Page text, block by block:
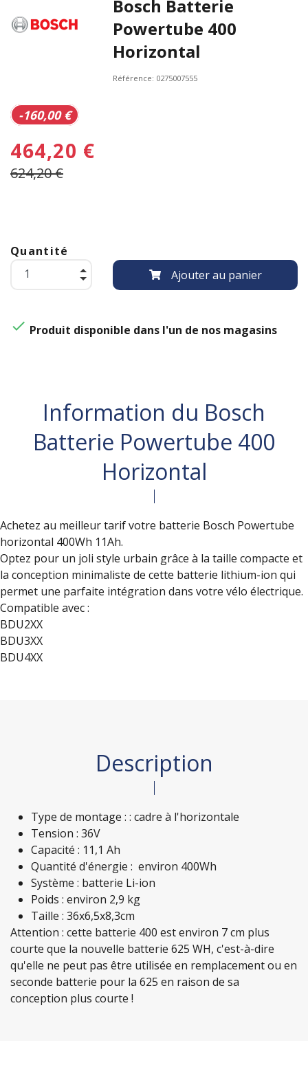
Bosch Batterie
Powertube 400
Horizontal
Référence: 0275007555
-160,00 €
464,20 €
624,20 €
Quantité
Ajouter au panier
 Produit disponible dans l'un de nos magasins
Information du Bosch
Batterie Powertube 400
Horizontal
Achetez au meilleur tarif votre batterie Bosch Powertube
horizontal 400Wh 11Ah.
Optez pour un joli style urbain grâce à la taille compacte et
la conception minimaliste de cette batterie lithium-ion qui
permet une parfaite intégration dans votre vélo électrique.
Compatible avec :
BDU2XX
BDU3XX
BDU4XX
Description
Type de montage : : cadre à l'horizontale
Tension : 36V
Capacité : 11,1 Ah
Quantité d'énergie : environ 400Wh
Système : batterie Li-ion
Poids : environ 2,9 kg
Taille : 36x6,5x8,3cm
Attention : cette batterie 400 est environ 7 cm plus
courte que la nouvelle batterie 625 WH, c'est-à-dire
qu'elle ne peut pas être utilisée en remplacement ou en
seconde batterie pour la 625 en raison de sa
conception plus courte !